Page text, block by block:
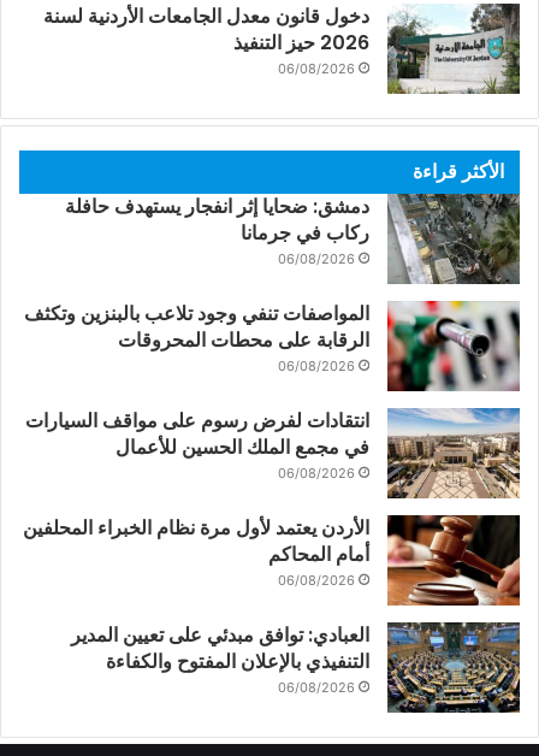
دخول قانون معدل الجامعات الأردنية لسنة
2026 حيز التنفيذ
06/08/2026
الأكثر قراءة
دمشق: ضحايا إثر انفجار يستهدف حافلة
ركاب في جرمانا
06/08/2026
المواصفات تنفي وجود تلاعب بالبنزين وتكثف
الرقابة على محطات المحروقات
06/08/2026
انتقادات لفرض رسوم على مواقف السيارات
في مجمع الملك الحسين للأعمال
06/08/2026
الأردن يعتمد لأول مرة نظام الخبراء المحلفين
أمام المحاكم
06/08/2026
العبادي: توافق مبدئي على تعيين المدير
التنفيذي بالإعلان المفتوح والكفاءة
06/08/2026